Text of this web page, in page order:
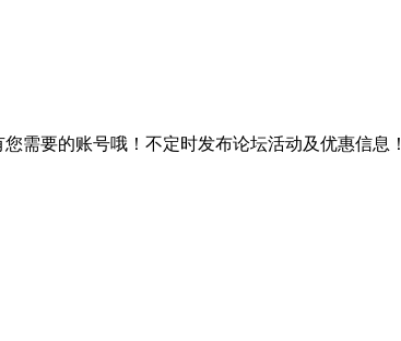
需要的账号哦！不定时发布论坛活动及优惠信息！